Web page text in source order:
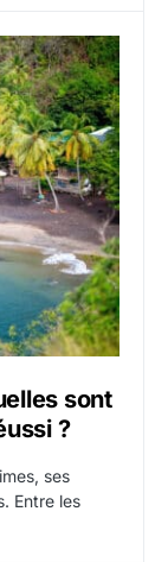
sont
?
ses
Entre les